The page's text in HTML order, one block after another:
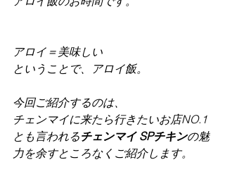
アロイ＝美味しい
ということで、アロイ飯。
今回ご紹介するのは、
チェンマイに来たら行きたいお店NO.1
とも言われるチェンマイ SPチキンの魅
力を余すところなくご紹介します。